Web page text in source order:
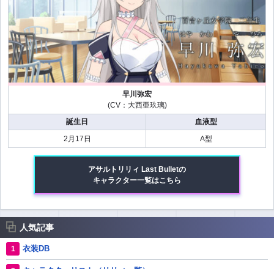
早川弥宏
(CV：大西亜玖璃)
誕生日
血液型
2月17日
A型
アサルトリリィ Last Bulletの
キャラクター一覧はこちら
人気記事
衣装DB